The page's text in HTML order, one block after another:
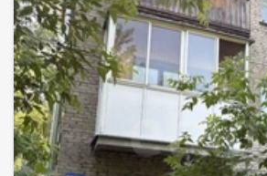
новых владельцев. Полная гарантия
помощь в получении ипотечного
информации по телефону. Звоните! Код
Номер в базе: 11789005